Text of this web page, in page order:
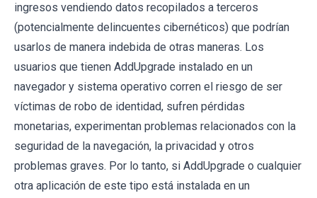
ingresos vendiendo datos recopilados a terceros
(potencialmente delincuentes cibernéticos) que podrían
usarlos de manera indebida de otras maneras. Los
usuarios que tienen AddUpgrade instalado en un
navegador y sistema operativo corren el riesgo de ser
víctimas de robo de identidad, sufren pérdidas
monetarias, experimentan problemas relacionados con la
seguridad de la navegación, la privacidad y otros
problemas graves. Por lo tanto, si AddUpgrade o cualquier
otra aplicación de este tipo está instalada en un